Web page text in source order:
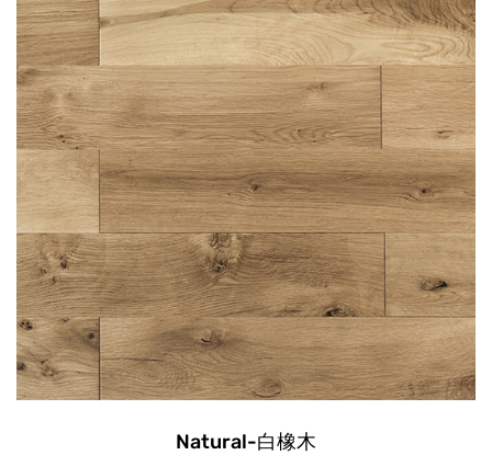
Natural-白橡木